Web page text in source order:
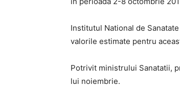
Institutul National de
valorile estimate pentru
Potrivit ministrului Sanatatii,
lui noiembrie.